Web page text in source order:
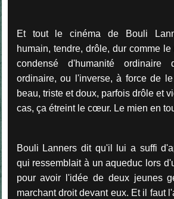
Et tout le cinéma de Bouli
humain, tendre, drôle, dur comme
condensé d'humanité ordinaire
ordinaire, ou l'inverse, à force de
beau, triste et doux, parfois drôle et
cas, ça étreint le cœur. Le mien en
Bouli Lanners dit qu'il lui a suffi
qui ressemblait à un aqueduc lors
pour avoir l'idée de deux jeunes
marchant droit devant eux. Et il faut